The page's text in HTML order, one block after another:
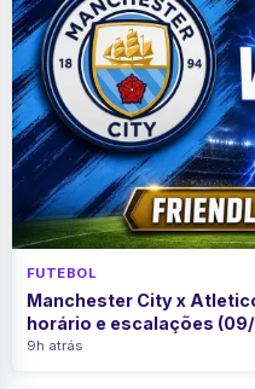
FUTEBOL
Manchester City x
horário e escalações
9h atrás